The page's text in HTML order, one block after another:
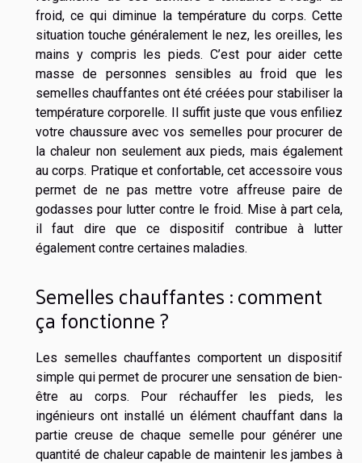
froid, ce qui diminue la température du corps. Cette
situation touche généralement le nez, les oreilles, les
mains y compris les pieds. C’est pour aider cette
masse de personnes sensibles au froid que les
semelles chauffantes ont été créées pour stabiliser la
température corporelle. Il suffit juste que vous enfiliez
votre chaussure avec vos semelles pour procurer de
la chaleur non seulement aux pieds, mais également
au corps. Pratique et confortable, cet accessoire vous
permet de ne pas mettre votre affreuse paire de
godasses pour lutter contre le froid. Mise à part cela,
il faut dire que ce dispositif contribue à lutter
également contre certaines maladies.
Semelles chauffantes : comment
ça fonctionne ?
Les semelles chauffantes comportent un dispositif
simple qui permet de procurer une sensation de bien-
être au corps. Pour réchauffer les pieds, les
ingénieurs ont installé un élément chauffant dans la
partie creuse de chaque semelle pour générer une
quantité de chaleur capable de maintenir les jambes à